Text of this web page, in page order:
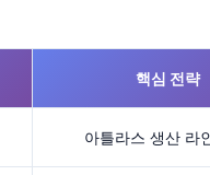
핵심 전략
아틀라스 생산 라